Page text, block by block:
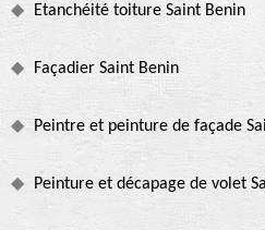
Etanchéité toiture Saint Benin
Façadier Saint Benin
Peintre et peinture de façade
Peinture et décapage de volet